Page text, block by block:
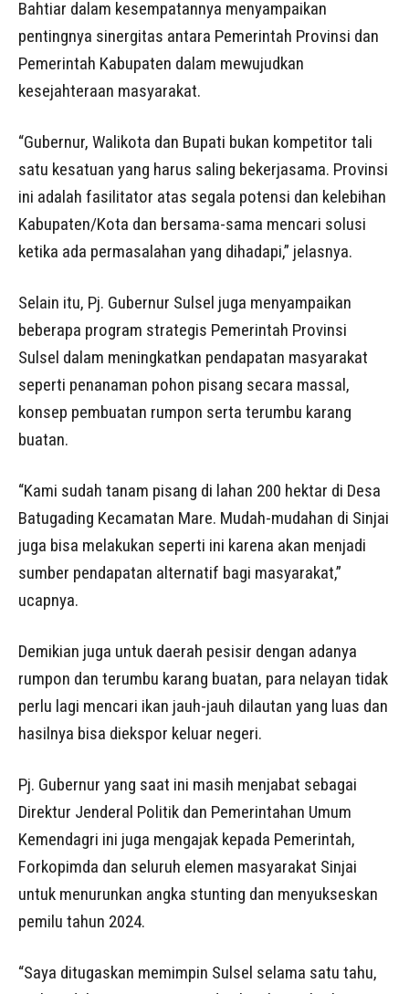
Bahtiar dalam kesempatannya menyampaikan
pentingnya sinergitas antara Pemerintah Provinsi dan
Pemerintah Kabupaten dalam mewujudkan
kesejahteraan masyarakat.
“Gubernur, Walikota dan Bupati bukan kompetitor tali
satu kesatuan yang harus saling bekerjasama. Provinsi
ini adalah fasilitator atas segala potensi dan kelebihan
Kabupaten/Kota dan bersama-sama mencari solusi
ketika ada permasalahan yang dihadapi,” jelasnya.
Selain itu, Pj. Gubernur Sulsel juga menyampaikan
beberapa program strategis Pemerintah Provinsi
Sulsel dalam meningkatkan pendapatan masyarakat
seperti penanaman pohon pisang secara massal,
konsep pembuatan rumpon serta terumbu karang
buatan.
“Kami sudah tanam pisang di lahan 200 hektar di Desa
Batugading Kecamatan Mare. Mudah-mudahan di Sinjai
juga bisa melakukan seperti ini karena akan menjadi
sumber pendapatan alternatif bagi masyarakat,”
ucapnya.
Demikian juga untuk daerah pesisir dengan adanya
rumpon dan terumbu karang buatan, para nelayan tidak
perlu lagi mencari ikan jauh-jauh dilautan yang luas dan
hasilnya bisa diekspor keluar negeri.
Pj. Gubernur yang saat ini masih menjabat sebagai
Direktur Jenderal Politik dan Pemerintahan Umum
Kemendagri ini juga mengajak kepada Pemerintah,
Forkopimda dan seluruh elemen masyarakat Sinjai
untuk menurunkan angka stunting dan menyukseskan
pemilu tahun 2024.
“Saya ditugaskan memimpin Sulsel selama satu tahu,